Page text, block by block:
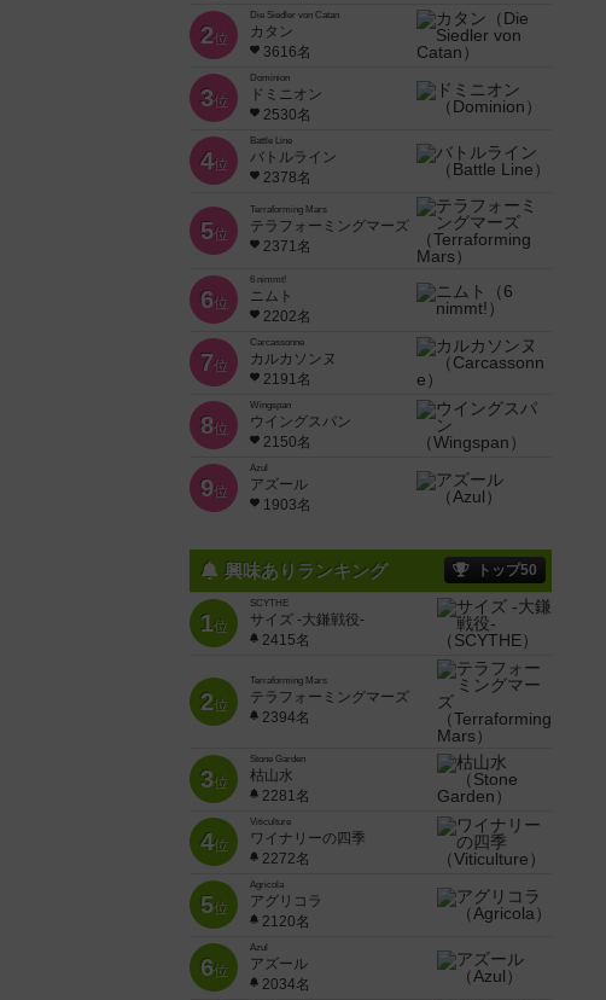
2位
Die Siedler von Catan
カタン
3616名
3位
Dominion
ドミニオン
2530名
4位
Battle Line
バトルライン
2378名
5位
Terraforming Mars
テラフォーミングマーズ
2371名
6位
6 nimmt!
ニムト
2202名
7位
Carcassonne
カルカソンヌ
2191名
8位
Wingspan
ウイングスパン
2150名
9位
Azul
アズール
1903名
興味ありランキング トップ50
1位
SCYTHE
サイズ -大鎌戦役-
2415名
2位
Terraforming Mars
テラフォーミングマーズ
2394名
3位
Stone Garden
枯山水
2281名
4位
Viticulture
ワイナリーの四季
2272名
5位
Agricola
アグリコラ
2120名
6位
Azul
アズール
2034名